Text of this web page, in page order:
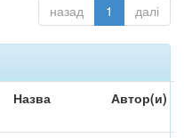
назад 1 далі
Назва Автор(и)